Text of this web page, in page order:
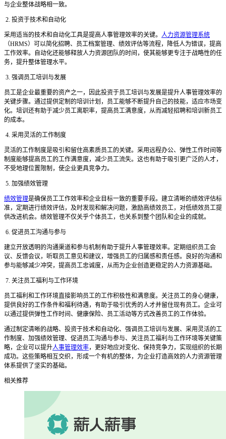
与企业整体战略相一致。
2. 投资于技术和自动化
采用适当的技术和自动化工具是提高人事管理效率的关键。 人力资源管理系统
（HRMS）可以简化招聘、员工档案管理、绩效评估等流程，降低人为错误，提高
工作效率。自动化还能够释放人力资源团队的时间，使其能够更专注于战略性的任
务，提升整体管理水平。
3. 强调员工培训与发展
员工是企业最重要的资产之一，因此投资于员工培训与发展是提升人事管理效率的
关键步骤。通过提供定制的培训计划，员工能够不断提升自己的技能，适应市场变
化。培训还有助于减少员工离职率，提高员工满意度，从而减轻招聘和培训新员工
的成本。
4. 采用灵活的工作制度
灵活的工作制度是吸引和留住高素质员工的关键。采用远程办公、弹性工作时间等
制度能够提高员工的工作满意度，减少员工流失。这也有助于吸引更广泛的人才，
不受地理位置限制，使企业更具竞争力。
5. 加强绩效管理
绩效管理是确保员工工作效率和企业目标一致的重要手段。建立清晰的绩效评估标
准，定期进行绩效评估，及时发现和解决问题，激励高绩效员工，对低绩效员工提
供改进机会。绩效管理不仅关乎个体员工，也关系到整个团队和企业的成就。
6. 促进员工沟通与参与
建立开放透明的沟通渠道和参与机制有助于提升人事管理效率。定期组织员工会
议、反馈会议，听取员工意见和建议，增强员工的归属感和责任感。良好的沟通和
参与能够减少冲突，提高员工忠诚度，从而为企业创造更稳定的人力资源基础。
7. 关注员工福利与工作环境
员工福利和工作环境直接影响员工的工作积极性和满意度。关注员工的身心健康，
提供良好的工作条件和福利待遇，有助于吸引优秀的人才并留住现有员工。企业可
以通过提供弹性工作时间、健康保险、员工活动等方式改善员工的工作体验。
通过制定清晰的战略、投资于技术和自动化、强调员工培训与发展、采用灵活的工
作制度、加强绩效管理、促进员工沟通与参与、关注员工福利与工作环境等关键策
略，企业可以提升人事管理效率，更好地应对变化、保持竞争力，实现组织的长期
成功。这些策略相互交织，形成一个有机的整体，为企业打造高效的人力资源管理
体系提供了坚实的基础。
相关推荐